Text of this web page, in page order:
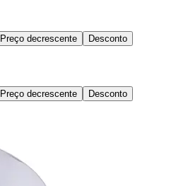
Preço decrescente Desconto
Preço decrescente Desconto